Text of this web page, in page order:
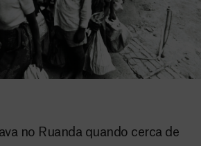
no Ruanda quando cerca de